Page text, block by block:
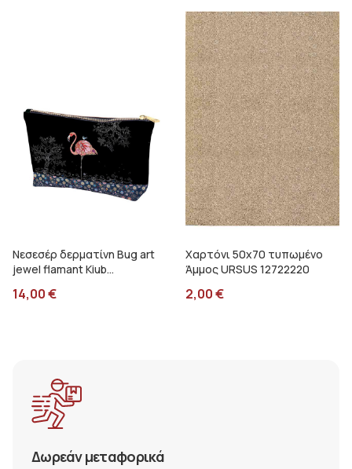
Νεσεσέρ δερματίνη Bug art
jewel flamant Kiub
14,00€
Χαρτόνι 50x70 τυπωμένο
Άμμος URSUS 12722220
2,00€
Δωρεάν μεταφορικά